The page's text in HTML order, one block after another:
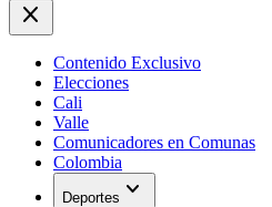
close
Contenido Exclusivo
Elecciones
Cali
Valle
Comunicadores en Comunas
Colombia
Deportes expand_more